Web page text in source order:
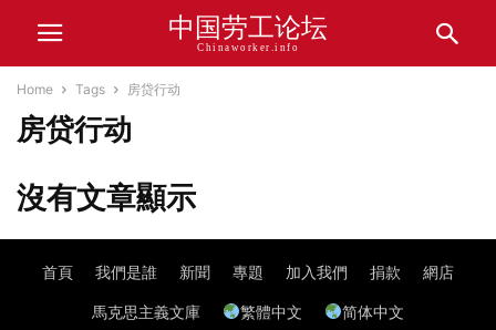
中国劳工论坛
Chinaworker.info
Home Tags 房贷行动
房贷行动
沒有文章顯示
首頁 我們是誰 新聞 專題 加入我們 捐款 網店
馬克思主義文庫 繁體中文 简体中文